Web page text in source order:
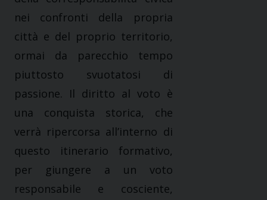
nei confronti della propria
città e del proprio territorio,
ormai da parecchio tempo
piuttosto svuotatosi di
passione. Il diritto al voto è
una conquista storica, che
verrà ripercorsa all’interno di
questo itinerario formativo,
per giungere a un voto
responsabile e cosciente,